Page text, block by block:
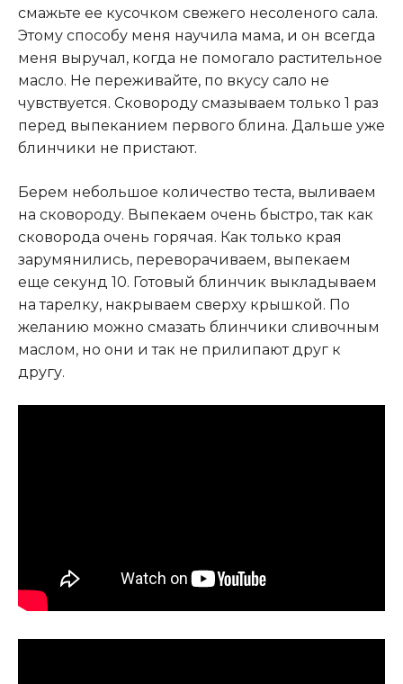
смажьте ее кусочком свежего несоленого сала.
Этому способу меня научила мама, и он всегда
меня выручал, когда не помогало растительное
масло. Не переживайте, по вкусу сало не
чувствуется. Сковороду смазываем только 1 раз
перед выпеканием первого блина. Дальше уже
блинчики не пристают.
Берем небольшое количество теста, выливаем
на сковороду. Выпекаем очень быстро, так как
сковорода очень горячая. Как только края
зарумянились, переворачиваем, выпекаем
еще секунд 10. Готовый блинчик выкладываем
на тарелку, накрываем сверху крышкой. По
желанию можно смазать блинчики сливочным
маслом, но они и так не прилипают друг к
другу.